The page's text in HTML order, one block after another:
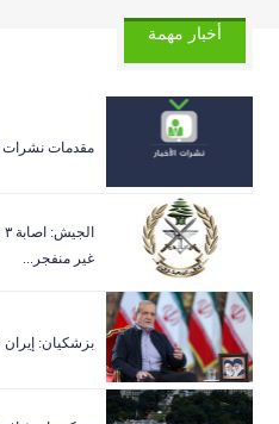
أخبار مهمة
مقدمات نشرات
غير منفجر...
بزشكيان: إيران